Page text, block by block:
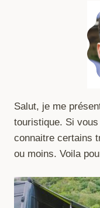
Salut, je me
touristique. Si
connaitre certains
ou moins. Voila